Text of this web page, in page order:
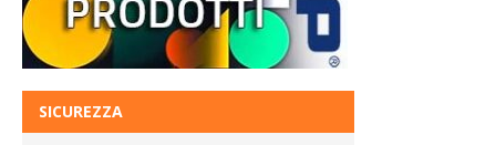
SICUREZZA